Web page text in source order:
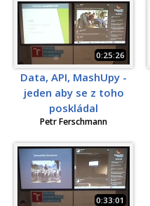
0:25:26
Data, API, MashUpy -
jeden aby se z toho
poskládal
Petr Ferschmann
0:33:01